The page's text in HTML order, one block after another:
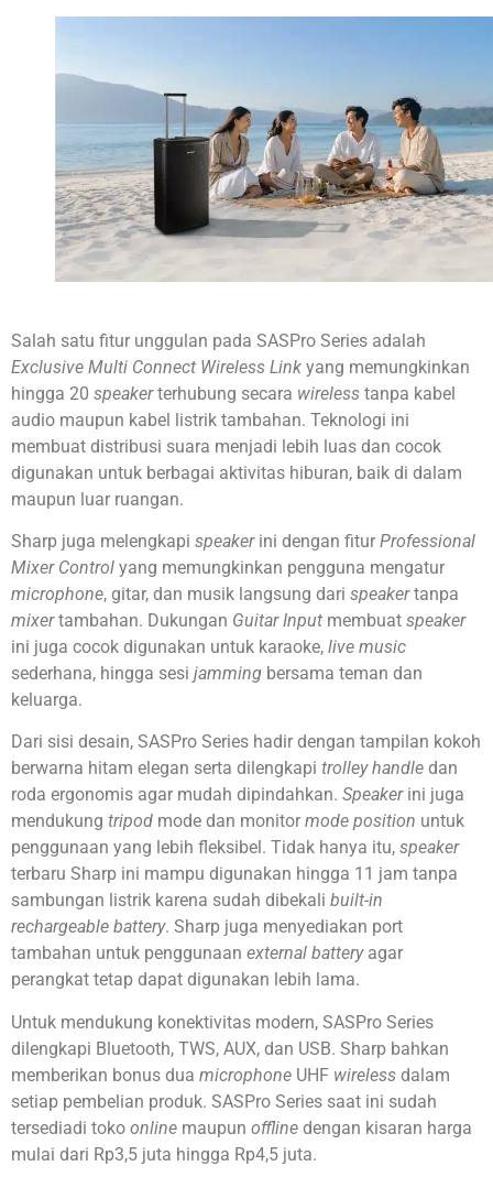
Salah satu fitur unggulan pada SASPro Series adalah
Exclusive Multi Connect Wireless Link yang memungkinkan
hingga 20 speakerterhubung secara wireless tanpa kabel
audio maupun kabel listrik tambahan. Teknologi ini
membuat distribusi suara menjadi lebih luas dan cocok
digunakan untuk berbagai aktivitas hiburan, baik di dalam
maupun luar ruangan.
Sharp juga melengkapi speakerini dengan fitur Professional
Mixer Control yang memungkinkan pengguna mengatur
microphone, gitar, dan musik langsung dari speakertanpa
mixertambahan. Dukungan Guitar Input membuat speaker
ini juga cocok digunakan untuk karaoke, live music
sederhana, hingga sesi jamming bersama teman dan
keluarga.
Dari sisi desain, SASPro Series hadir dengan tampilan kokoh
berwarna hitam elegan serta dilengkapi trolley handle dan
roda ergonomis agar mudah dipindahkan. Speakerini juga
mendukung tripod mode dan monitor mode position untuk
penggunaan yang lebih fleksibel. Tidak hanya itu, speaker
terbaru Sharp ini mampu digunakan hingga 11 jam tanpa
sambungan listrik karena sudah dibekali built-in
rechargeable battery. Sharp juga menyediakan port
tambahan untuk penggunaan external batteryagar
perangkat tetap dapat digunakan lebih lama.
Untuk mendukung konektivitas modern, SASPro Series
dilengkapi Bluetooth, TWS, AUX, dan USB. Sharp bahkan
memberikan bonus dua microphone UHF wireless dalam
setiap pembelian produk. SASPro Series saat ini sudah
tersediadi toko online maupun offline dengan kisaran harga
mulai dari Rp3,5 juta hingga Rp4,5 juta.